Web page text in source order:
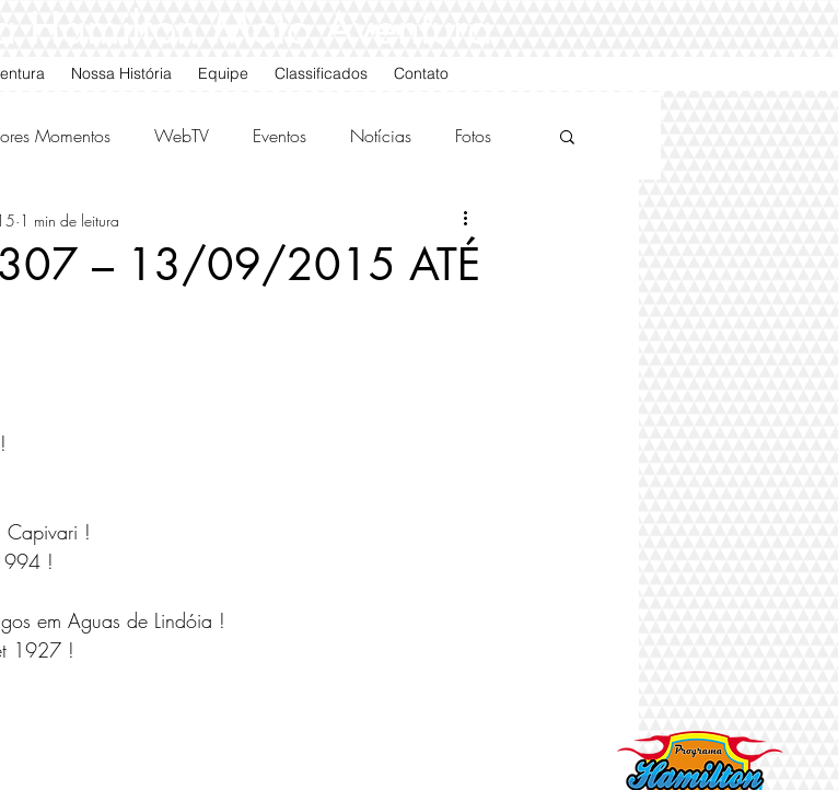
Nossa História Equipe Classificados Contato
Momentos WebTV Eventos Notícias Fotos
Classificados
307 – 13/09/2015 ATÉ
1 min de leitura
Capivari !
1994 !
em Aguas de Lindóia !
1927 !